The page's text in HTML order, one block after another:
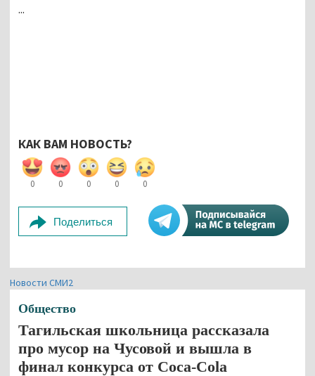
...
КАК ВАМ НОВОСТЬ?
0 0 0 0 0
Поделиться
Новости СМИ2
Общество
Тагильская школьница рассказала
про мусор на Чусовой и вышла в
финал конкурса от Coca-Cola